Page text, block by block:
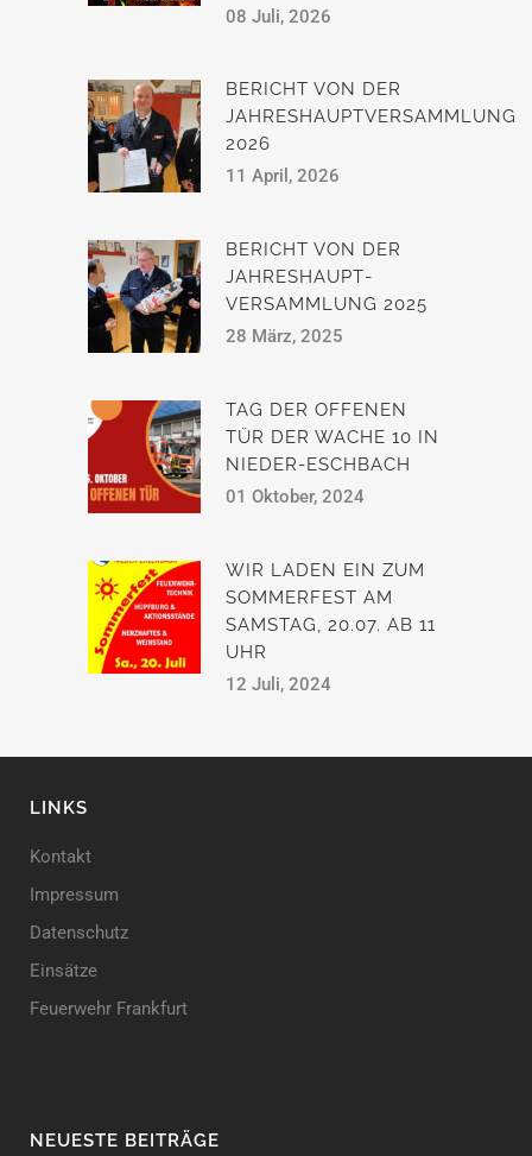
08 Juli, 2026
BERICHT VON DER
JAHRESHAUPTVERSAMMLUNG
2026
11 April, 2026
BERICHT VON DER
JAHRESHAUPT­
VERSAMMLUNG 2025
28 März, 2025
TAG DER OFFENEN
TÜR DER WACHE 10 IN
NIEDER-ESCHBACH
01 Oktober, 2024
WIR LADEN EIN ZUM
SOMMERFEST AM
SAMSTAG, 20.07. AB 11
UHR
12 Juli, 2024
LINKS
Kontakt
Impressum
Datenschutz
Einsätze
Feuerwehr Frankfurt
NEUESTE BEITRÄGE